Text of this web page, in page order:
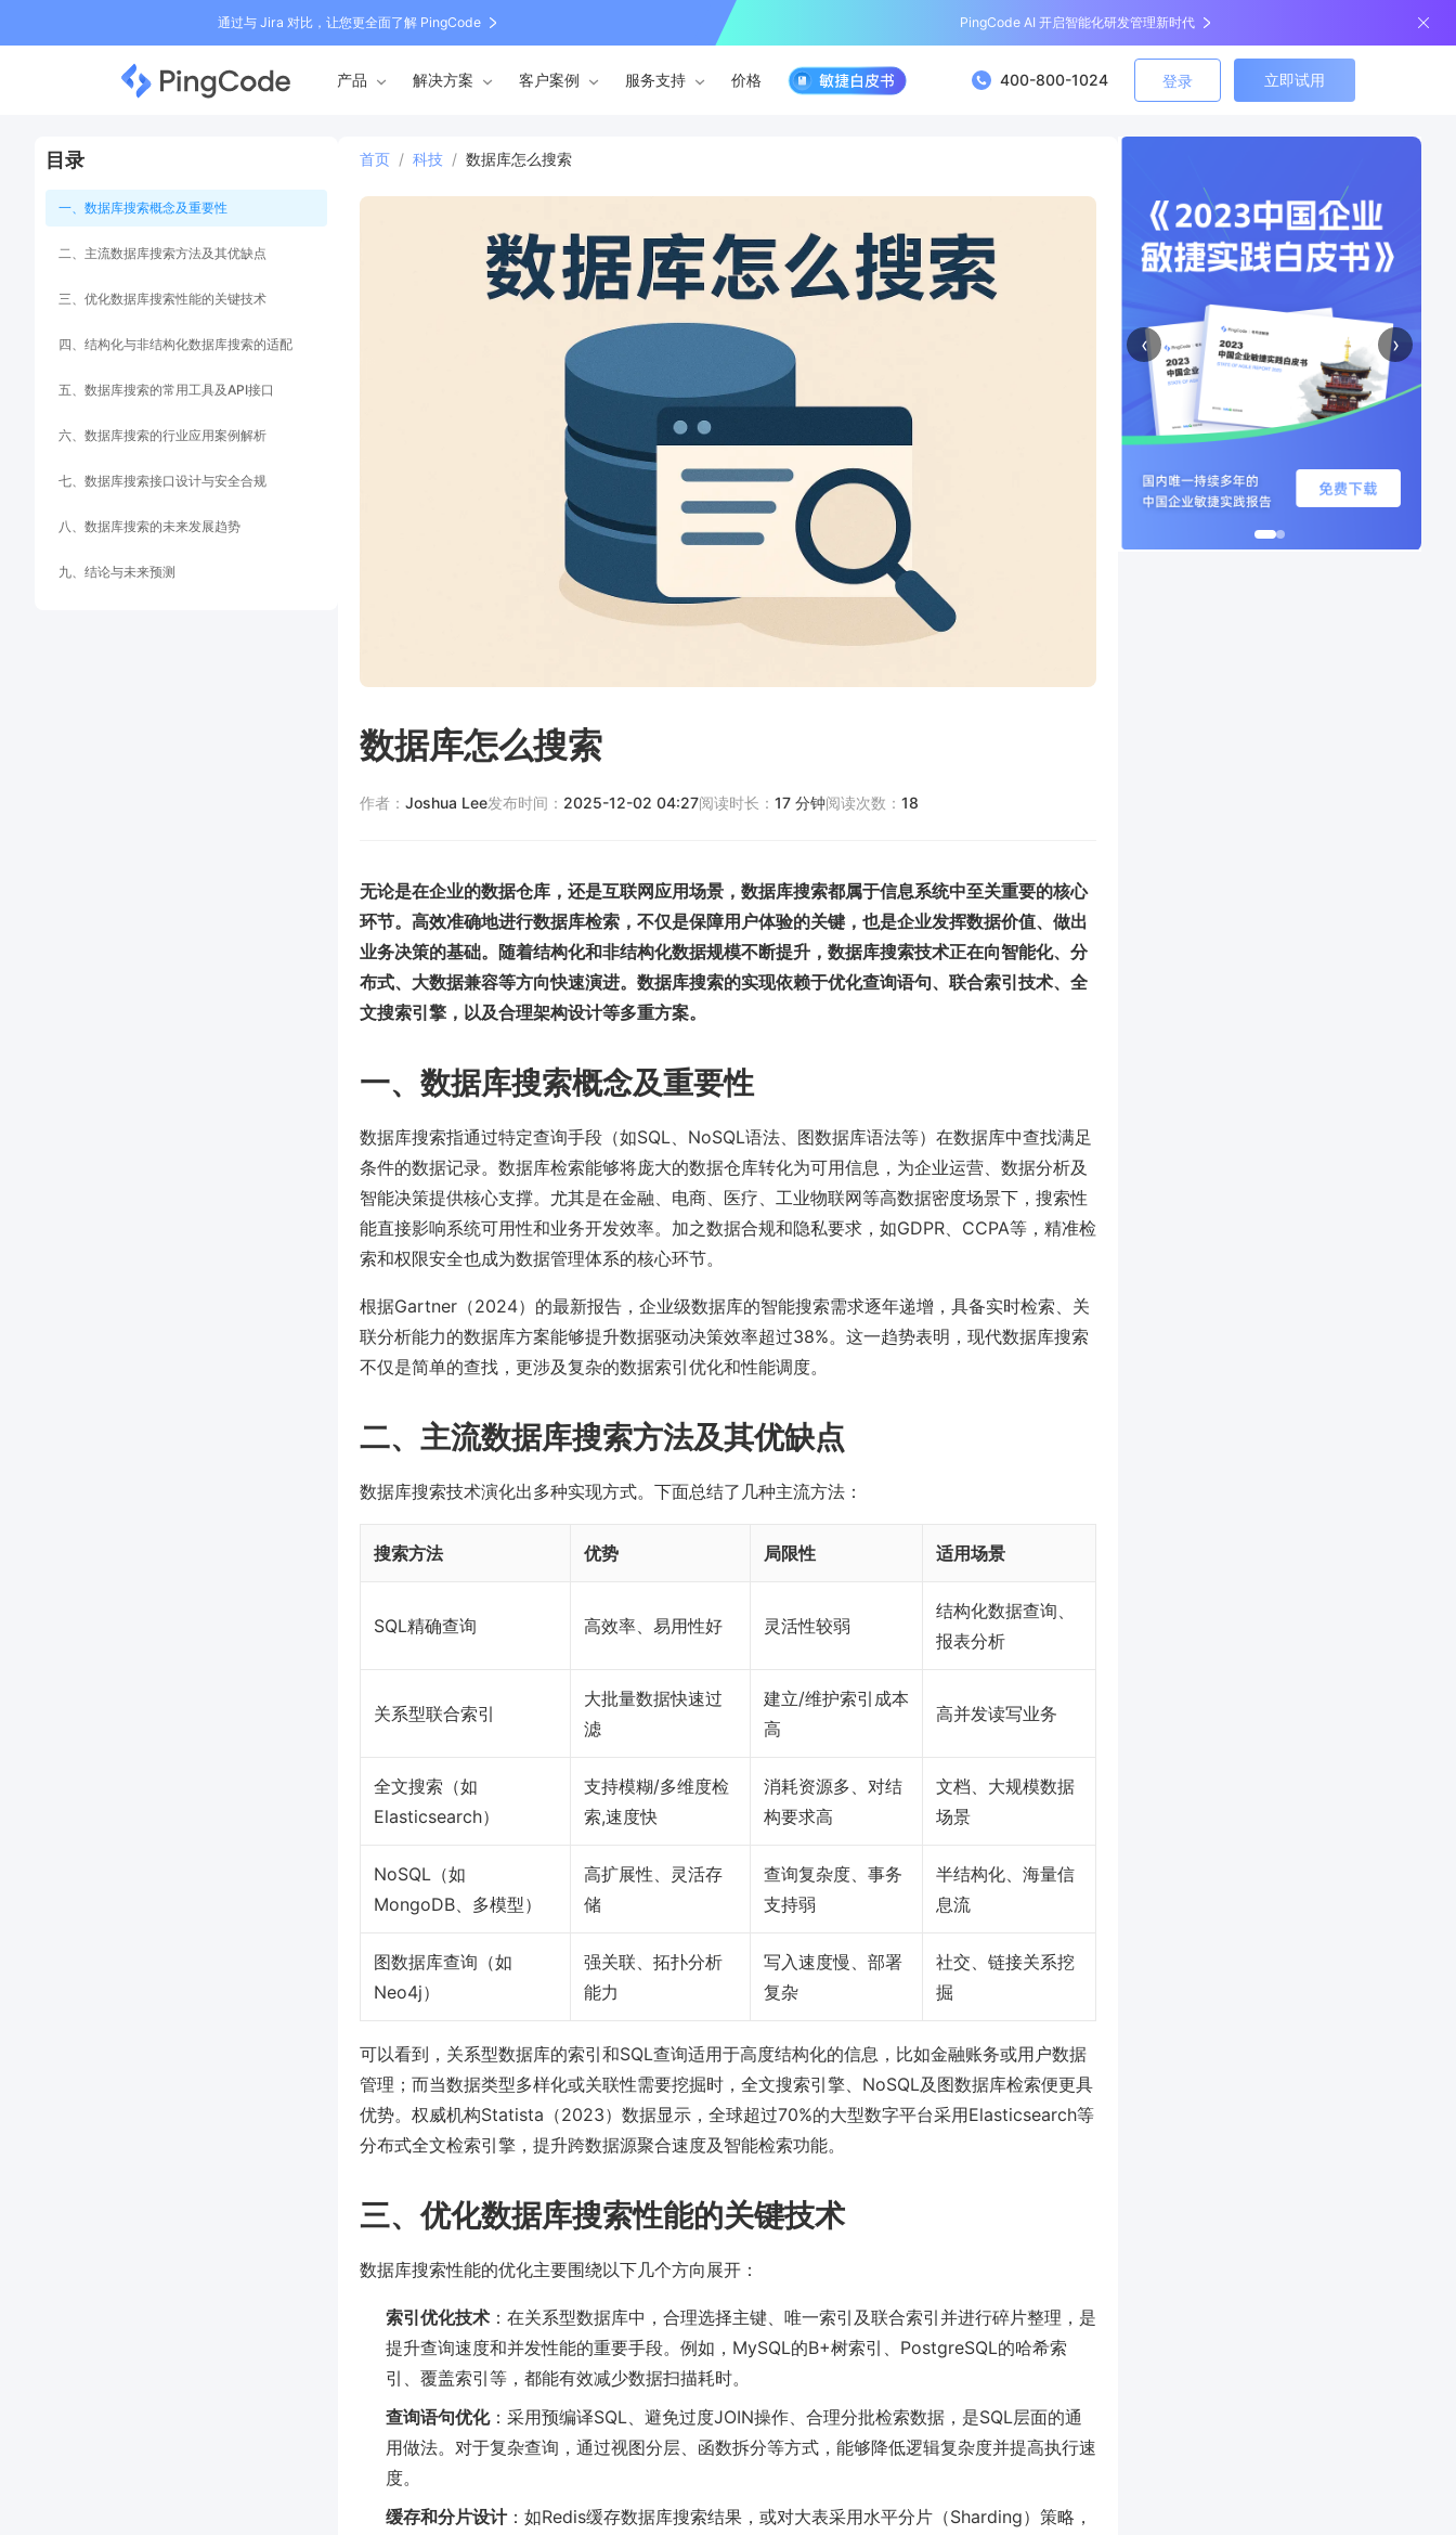
通过与 Jira 对比，让您更全面了解 PingCode PingCode AI 开启智能化研发管理新时代
产品 解决方案 客户案例 服务支持 价格 400-800-1024 登录 立即试用
目录
一、数据库搜索概念及重要性
二、主流数据库搜索方法及其优缺点
三、优化数据库搜索性能的关键技术
四、结构化与非结构化数据库搜索的适配
五、数据库搜索的常用工具及API接口
六、数据库搜索的行业应用案例解析
七、数据库搜索接口设计与安全合规
八、数据库搜索的未来发展趋势
九、结论与未来预测
首页 / 科技 / 数据库怎么搜索
数据库怎么搜索
作者： Joshua Lee发布时间： 2025-12-02 04:27阅读时长： 17 分钟阅读次数： 18
无论是在企业的数据仓库，还是互联网应用场景，数据库搜索都属于信息系统中至关重要的核心
环节。高效准确地进行数据库检索，不仅是保障用户体验的关键，也是企业发挥数据价值、做出
业务决策的基础。随着结构化和非结构化数据规模不断提升，数据库搜索技术正在向智能化、分
布式、大数据兼容等方向快速演进。数据库搜索的实现依赖于优化查询语句、联合索引技术、全
文搜索引擎，以及合理架构设计等多重方案。
一、数据库搜索概念及重要性
数据库搜索指通过特定查询手段（如SQL、NoSQL语法、图数据库语法等）在数据库中查找满足
条件的数据记录。数据库检索能够将庞大的数据仓库转化为可用信息，为企业运营、数据分析及
智能决策提供核心支撑。尤其是在金融、电商、医疗、工业物联网等高数据密度场景下，搜索性
能直接影响系统可用性和业务开发效率。加之数据合规和隐私要求，如GDPR、CCPA等，精准检
索和权限安全也成为数据管理体系的核心环节。
根据Gartner（2024）的最新报告，企业级数据库的智能搜索需求逐年递增，具备实时检索、关
联分析能力的数据库方案能够提升数据驱动决策效率超过38%。这一趋势表明，现代数据库搜索
不仅是简单的查找，更涉及复杂的数据索引优化和性能调度。
二、主流数据库搜索方法及其优缺点
数据库搜索技术演化出多种实现方式。下面总结了几种主流方法：
搜索方法 优势 局限性 适用场景
SQL精确查询 高效率、易用性好 灵活性较弱
结构化数据查询、
报表分析
关系型联合索引
大批量数据快速过
滤
建立/维护索引成本
高
高并发读写业务
全文搜索（如
Elasticsearch）
支持模糊/多维度检
索,速度快
消耗资源多、对结
构要求高
文档、大规模数据
场景
NoSQL（如
MongoDB、多模型）
高扩展性、灵活存
储
查询复杂度、事务
支持弱
半结构化、海量信
息流
图数据库查询（如
Neo4j）
强关联、拓扑分析
能力
写入速度慢、部署
复杂
社交、链接关系挖
掘
可以看到，关系型数据库的索引和SQL查询适用于高度结构化的信息，比如金融账务或用户数据
管理；而当数据类型多样化或关联性需要挖掘时，全文搜索引擎、NoSQL及图数据库检索便更具
优势。权威机构Statista（2023）数据显示，全球超过70%的大型数字平台采用Elasticsearch等
分布式全文检索引擎，提升跨数据源聚合速度及智能检索功能。
三、优化数据库搜索性能的关键技术
数据库搜索性能的优化主要围绕以下几个方向展开：
索引优化技术 ：在关系型数据库中，合理选择主键、唯一索引及联合索引并进行碎片整理，是
提升查询速度和并发性能的重要手段。例如，MySQL的B+树索引、PostgreSQL的哈希索
引、覆盖索引等，都能有效减少数据扫描耗时。
查询语句优化：采用预编译SQL、避免过度JOIN操作、合理分批检索数据，是SQL层面的通
用做法。对于复杂查询，通过视图分层、函数拆分等方式，能够降低逻辑复杂度并提高执行速
度。
缓存和分片设计：如Redis缓存数据库搜索结果，或对大表采用水平分片（Sharding）策略，
‹ ›